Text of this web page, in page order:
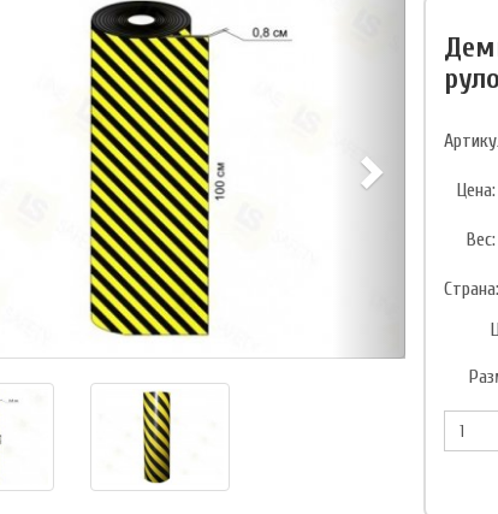
Цена:
Вес:
Страна: